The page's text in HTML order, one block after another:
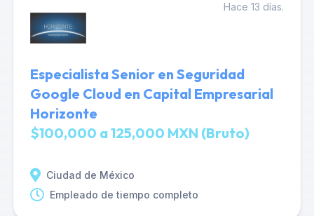
Hace 13 días.
Especialista Senior en Seguridad
Google Cloud en Capital Empresarial
Horizonte
$100,000 a 125,000 MXN (Bruto)
Ciudad de México
Empleado de tiempo completo